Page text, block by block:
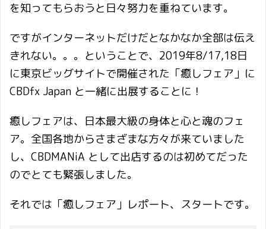
を知ってもらおうと日々努力を重ねています。
ですがインターネットだけだとなかなか全部は伝え
きれない。。。ということで、2019年8/17,18日
に東京ビッグサイトで開催された「癒しフェア」に
CBDfx Japan と一緒に出展することに！
癒しフェアは、日本最大級の身体と心と魂のフェ
ア。全国各地からさまざまな方々が来ていました
し、CBDMANiA として出店するのは初めてだった
のでとても緊張しました。
それでは「癒しフェア」レポート、スタートです。